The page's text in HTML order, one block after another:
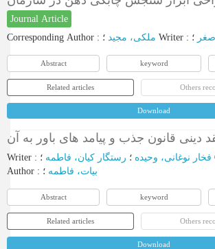
Journal Article
Corresponding Author : ملکی، مجید Writer : ؛
Abstract keyword
Related articles Others
Download
Writer : فخار نوغانی، وحیده ؛ رستگار کیان، فاطمه
Author : بیات، فاطمه ؛
Abstract keyword
Related articles Others
Download